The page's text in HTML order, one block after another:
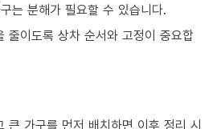
는 분해가 필요할 수 있습니다.
줄이도록 상차 순서와 고정이 중요합
큰 가구를 먼저 배치하면 이후 정리 시